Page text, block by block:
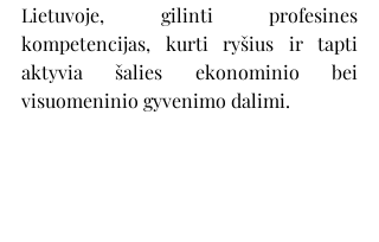
Lietuvoje, gilinti profesines
kompetencijas, kurti ryšius ir tapti
aktyvia šalies ekonominio bei
visuomeninio gyvenimo dalimi.